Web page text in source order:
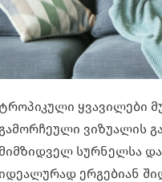
ტროპიკული ყვავილები
გამორჩეული ვიზუალის
მიმზიდველ სურნელსა და
იდეალურად ერგებიან